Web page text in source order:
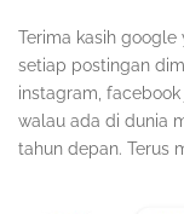
Terima kasih
setiap postingan
instagram,
walau ada di dunia
tahun depan. Terus